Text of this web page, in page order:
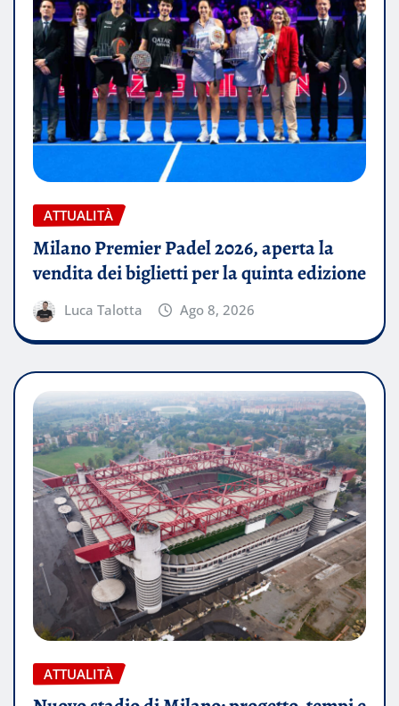
ATTUALITÀ
Milano Premier Padel 2026, aperta la
vendita dei biglietti per la quinta edizione
Luca Talotta Ago 8, 2026
ATTUALITÀ